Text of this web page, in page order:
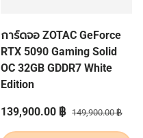
การ์ดจอ ZOTAC GeForce
RTX 5090 Gaming Solid
OC 32GB GDDR7 White
Edition
ราคาส่วนลด
139,900.00 ฿ ราคาปกติ
149,900.00 ฿